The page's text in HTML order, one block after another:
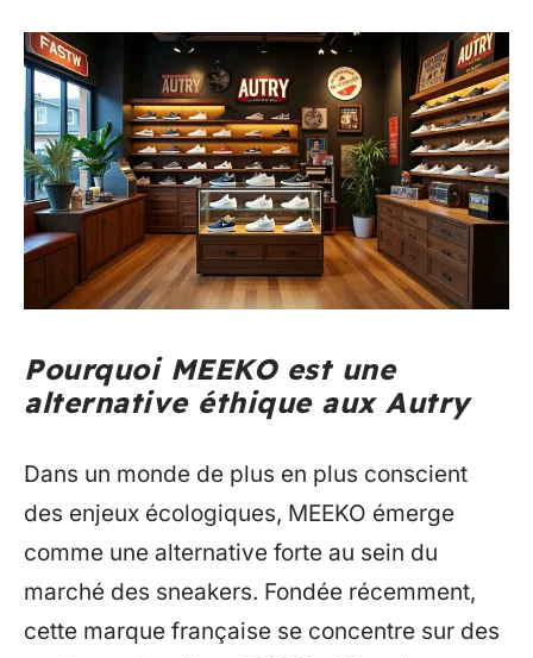
Pourquoi MEEKO est une
alternative éthique aux Autry
Dans un monde de plus en plus conscient
des enjeux écologiques, MEEKO émerge
comme une alternative forte au sein du
marché des sneakers. Fondée récemment,
cette marque française se concentre sur des